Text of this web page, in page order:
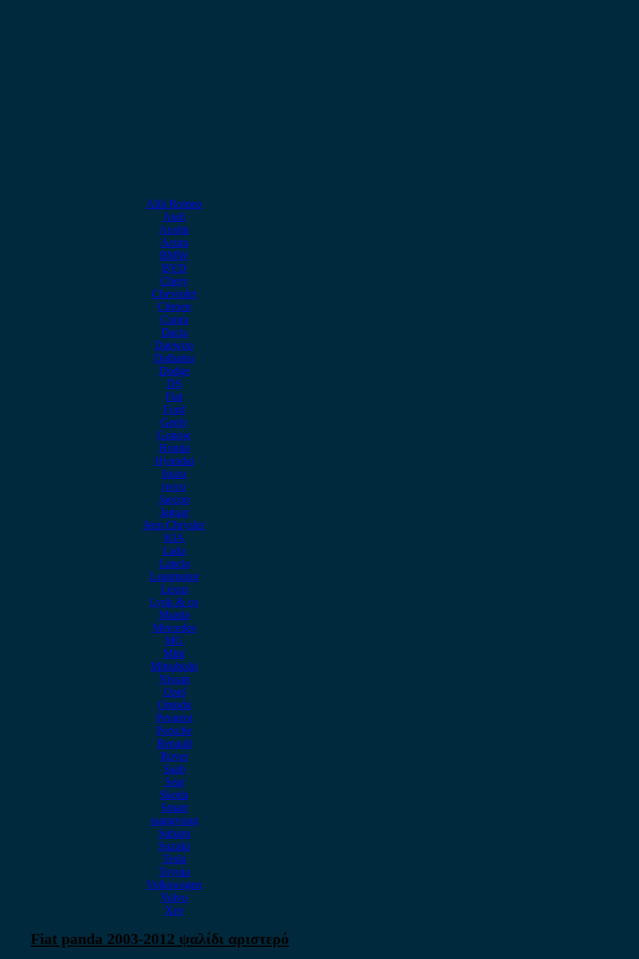
Alfa Romeo
Audi
Austin
Acura
BMW
BYD
Chery
Chevrolet
Citroen
Cupra
Dacia
Daewoo
Daihatsu
Dodge
DS
Fiat
Ford
Geely
Gonow
Honda
Hyundai
Isuzu
iveco
Jaecoo
Jaguar
Jeep Chrysler
KIA
Lada
Lancia
Leapmotor
Lexus
Lynk & co
Mazda
Mercedes
MG
Mini
Mitsubishi
Nissan
Opel
Omoda
Peugeot
Porsche
Renault
Rover
Saab
Seat
Skoda
Smart
ssangyong
Subaru
Suzuki
Tesla
Toyota
Volkswagen
Volvo
Xev
Fiat panda 2003-2012 ψαλίδι αριστερό